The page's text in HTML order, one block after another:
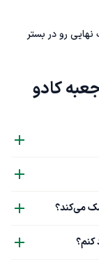
رو در بستر
می‌کند؟
کنم؟